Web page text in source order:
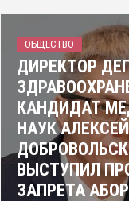
ОБЩЕСТВО
ДИРЕКТОР
КАНДИДАТ
НАУК АЛЕКСЕЙ
ВЫСТУПИЛ
ЗАПРЕТА